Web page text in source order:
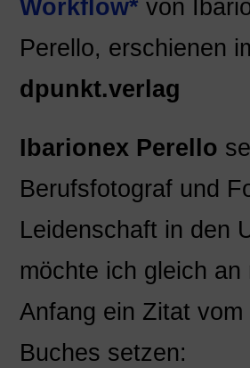
Workflow* von
Perello, erschienen
dpunkt.verlag
Ibarionex Perello
Berufsfotograf und
Leidenschaft in den
möchte ich gleich an
Anfang ein Zitat vom
Buches setzen: